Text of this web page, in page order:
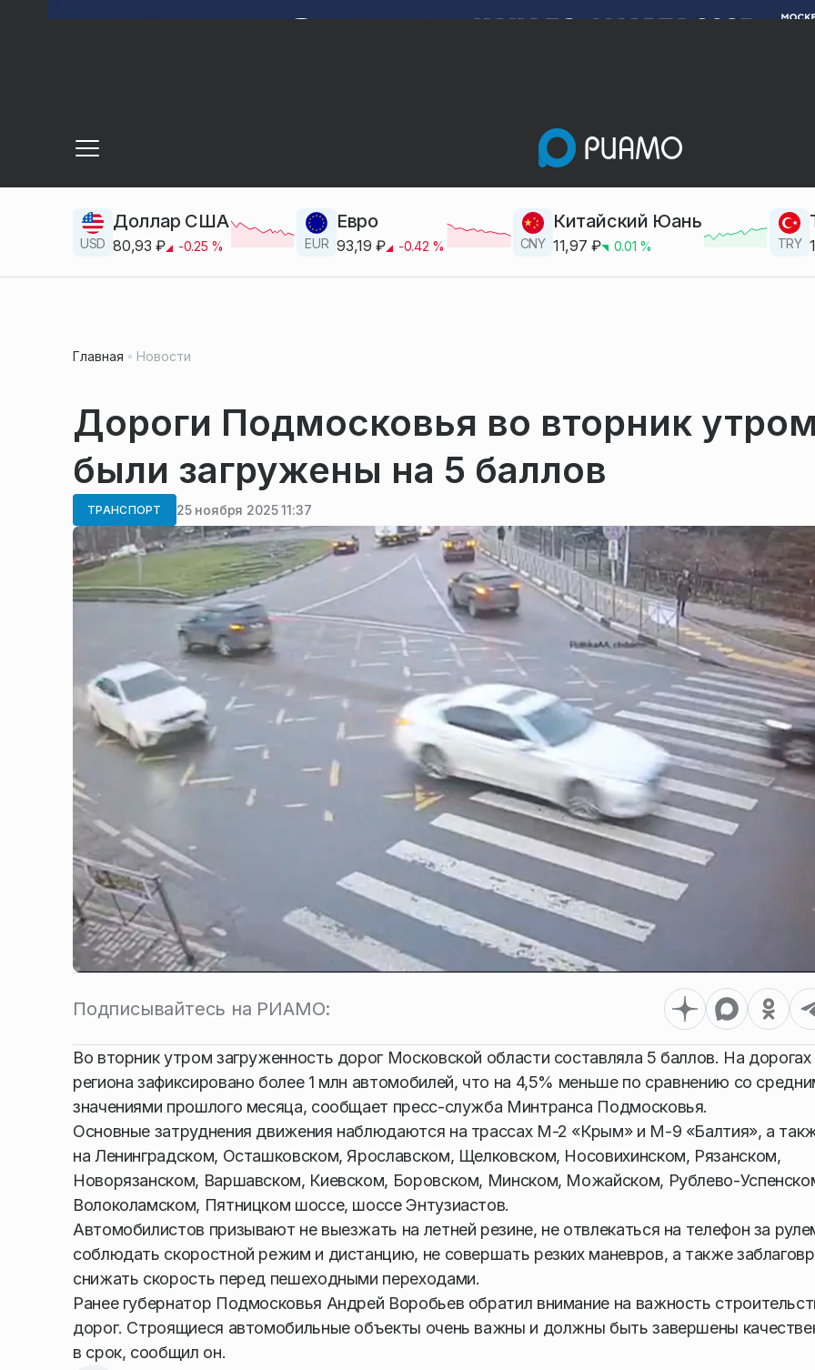
USD
Доллар США
80,93 ₽ -0.25 % EUR
Евро
93,19 ₽ -0.42 % CNY
Китайский Юань
11,97 ₽ 0.01 % TRY
Главная Новости
Дороги Подмосковья во вторник
были загружены на 5 баллов
ТРАНСПОРТ 25 ноября 2025 11:37
Подписывайтесь на РИАМО:
Во вторник утром загруженность дорог Московской области составляла 5 баллов. На дорогах
региона зафиксировано более 1 млн автомобилей, что на 4,5% меньше по сравнению со
значениями прошлого месяца, сообщает пресс-служба Минтранса Подмосковья.
Основные затруднения движения наблюдаются на трассах М-2 «Крым» и М-9 «Балтия», а
на Ленинградском, Осташковском, Ярославском, Щелковском, Носовихинском, Рязанском,
Новорязанском, Варшавском, Киевском, Боровском, Минском, Можайском, Рублево-
Волоколамском, Пятницком шоссе, шоссе Энтузиастов.
Автомобилистов призывают не выезжать на летней резине, не отвлекаться на телефон за
соблюдать скоростной режим и дистанцию, не совершать резких маневров, а также
снижать скорость перед пешеходными переходами.
Ранее губернатор Подмосковья Андрей Воробьев обратил внимание на важность
дорог. Строящиеся автомобильные объекты очень важны и должны быть завершены
в срок, сообщил он.